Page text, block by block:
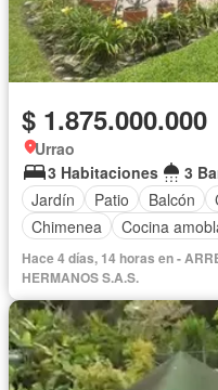
$ 1.875.000.000
Urrao
3 Habitaciones
3
Jardín
Patio Balcón
Chimenea
Cocina
Hace 4 días, 14 horas en -
HERMANOS S.A.S.